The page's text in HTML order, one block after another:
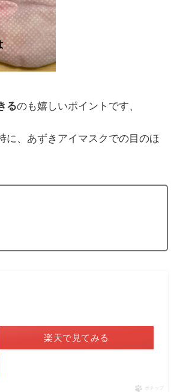
るのも嬉しいポイントです、
に、あずきアイマスクでの目のほ
楽天で見てみる
ポチップ